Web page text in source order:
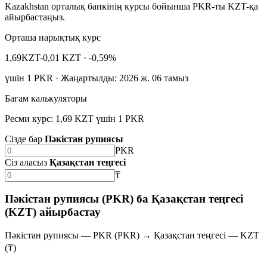
Kazakhstan орталық банкінің курсы бойынша PKR-ты KZT-қа
айырбастаңыз.
Орташа нарықтық курс
1,69KZT-0,01 KZT · -0,59%
үшін 1 PKR · Жаңартылды: 2026 ж. 06 тамыз
Бағам калькуляторы
Ресми курс: 1,69 KZT үшін 1 PKR
Сізде бар Пәкістан рупиясы
PKR
Сіз аласыз Қазақстан теңгесі
₸
Пәкістан рупиясы (PKR) ба Қазақстан теңгесі
(KZT) айырбастау
Пәкістан рупиясы — PKR (PKR) → Қазақстан теңгесі — KZT
(₸)